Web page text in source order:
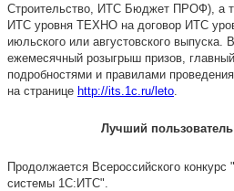
Строительство, ИТС Бюджет ПРОФ), а
ИТС уровня ТЕХНО на договор ИТС
июльского или августовского выпуска.
ежемесячный розыгрыш призов,
подробностями и правилами
на странице http://its.1c.ru/leto
Лучший
Продолжается Всероссийского
системы 1С:ИТС".